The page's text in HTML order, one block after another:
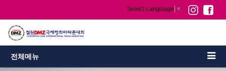
Select Language ▼
전체메뉴